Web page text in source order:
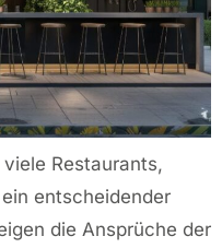
Restaurants,
entscheidender
die Ansprüche der